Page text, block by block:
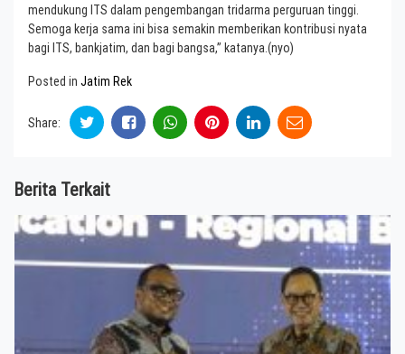
mendukung ITS dalam pengembangan tridarma perguruan tinggi.
Semoga kerja sama ini bisa semakin memberikan kontribusi nyata
bagi ITS, bankjatim, dan bagi bangsa,” katanya.(nyo)
Posted in Jatim Rek
Share:
Berita Terkait